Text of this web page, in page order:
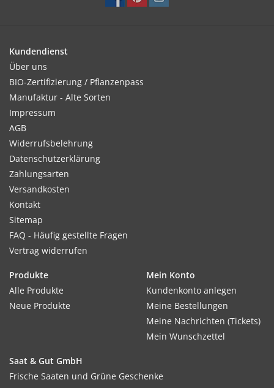
Kundendienst
Über uns
BIO-Zertifizierung / Pflanzenpass
Manufaktur - Alte Sorten
Impressum
AGB
Widerrufsbelehrung
Datenschutzerklärung
Zahlungsarten
Versandkosten
Kontakt
Sitemap
FAQ - Häufig gestellte Fragen
Vertrag widerrufen
Produkte
Alle Produkte
Neue Produkte
Mein Konto
Kundenkonto anlegen
Meine Bestellungen
Meine Nachrichten (Tickets)
Mein Wunschzettel
Saat & Gut GmbH
Frische Saaten und Grüne Geschenke